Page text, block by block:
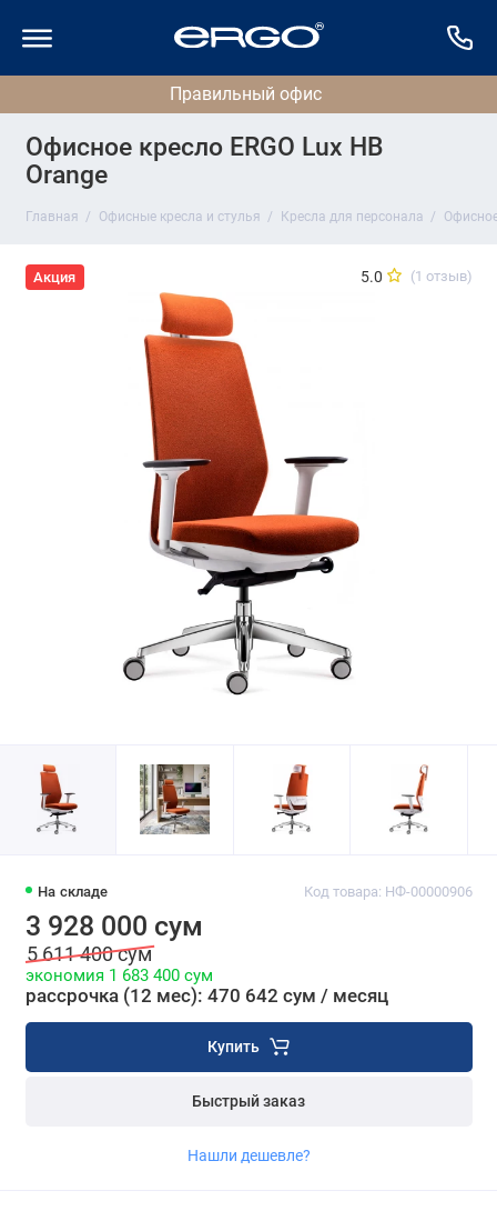
Офисное кресло ERGO Lux HB
Orange
Главная Офисные кресла и стулья Кресла для персонала
Акция 5.0 (1 отзыв)
На складе Код товара: НФ-00000906
3 928 000 сум
5 611 400 сум
экономия 1 683 400 сум
рассрочка (12 мес): 470 642 сум / месяц
Купить
Быстрый заказ
Нашли дешевле?